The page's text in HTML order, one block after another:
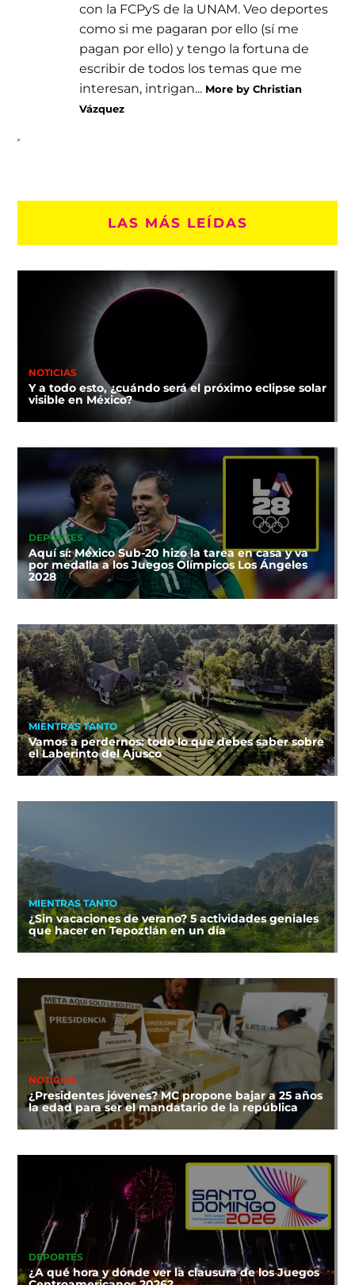
con la FCPyS de la UNAM. Veo deportes
como si me pagaran por ello (sí me
pagan por ello) y tengo la fortuna de
escribir de todos los temas que me
interesan, intrigan... More by Christian
Vázquez
LAS MÁS LEÍDAS
NOTICIAS
Y a todo esto, ¿cuándo será el próximo eclipse solar
visible en México?
DEPORTES
Aquí sí: México Sub-20 hizo la tarea en casa y va
por medalla a los Juegos Olímpicos Los Ángeles
2028
MIENTRAS TANTO
Vamos a perdernos: todo lo que debes saber sobre
el Laberinto del Ajusco
MIENTRAS TANTO
¿Sin vacaciones de verano? 5 actividades geniales
que hacer en Tepoztlán en un día
NOTICIAS
¿Presidentes jóvenes? MC propone bajar a 25 años
la edad para ser el mandatario de la república
DEPORTES
¿A qué hora y dónde ver la clausura de los Juegos